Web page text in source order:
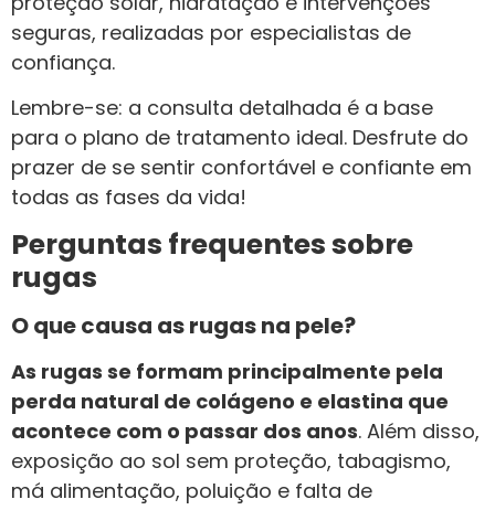
seguras, realizadas por especialistas de
confiança.
Lembre-se: a consulta detalhada é a base
para o plano de tratamento ideal. Desfrute do
prazer de se sentir confortável e confiante em
todas as fases da vida!
Perguntas frequentes sobre
rugas
O que causa as rugas na pele?
As rugas se formam principalmente pela
perda natural de colágeno e elastina que
acontece com o passar dos anos. Além disso,
exposição ao sol sem proteção, tabagismo,
má alimentação, poluição e falta de